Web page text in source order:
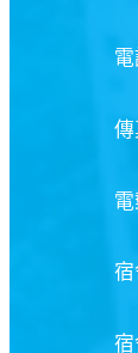
電
傳
電
宿
宿